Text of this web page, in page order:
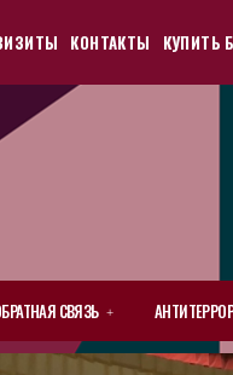
КОНТАКТЫ КУПИТЬ
СВЯЗЬ АНТИТЕРРОР